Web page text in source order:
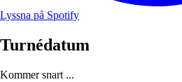
Lyssna på Spotify
Turnédatum
Kommer snart ...